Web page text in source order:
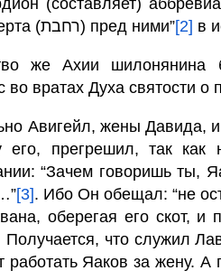
(составляет)
земля вот простерта (רחבת) пред ними”[2] в
же Ахии шилонянина
во вратах Духа святости
Авигейл, жены Давида,
прегрешил, так как
“Зачем говоришь ты,
[3]. Ибо Он обещал: “не
оберегая его скот, и
что служил
работать Яаков за жену. А